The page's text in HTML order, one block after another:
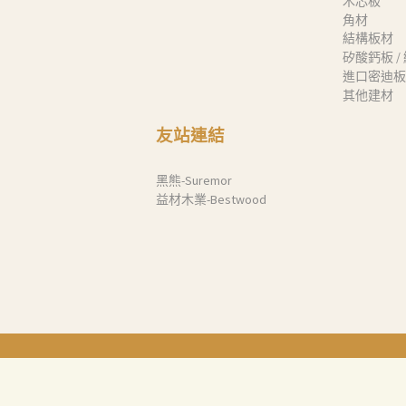
角材
結構板材
矽酸鈣板 /
進口密迪板
其他建材
友站連結
黑熊-Suremor
益材木業-Bestwood